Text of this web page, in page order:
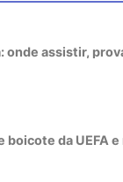
onde assistir,
boicote da UEFA